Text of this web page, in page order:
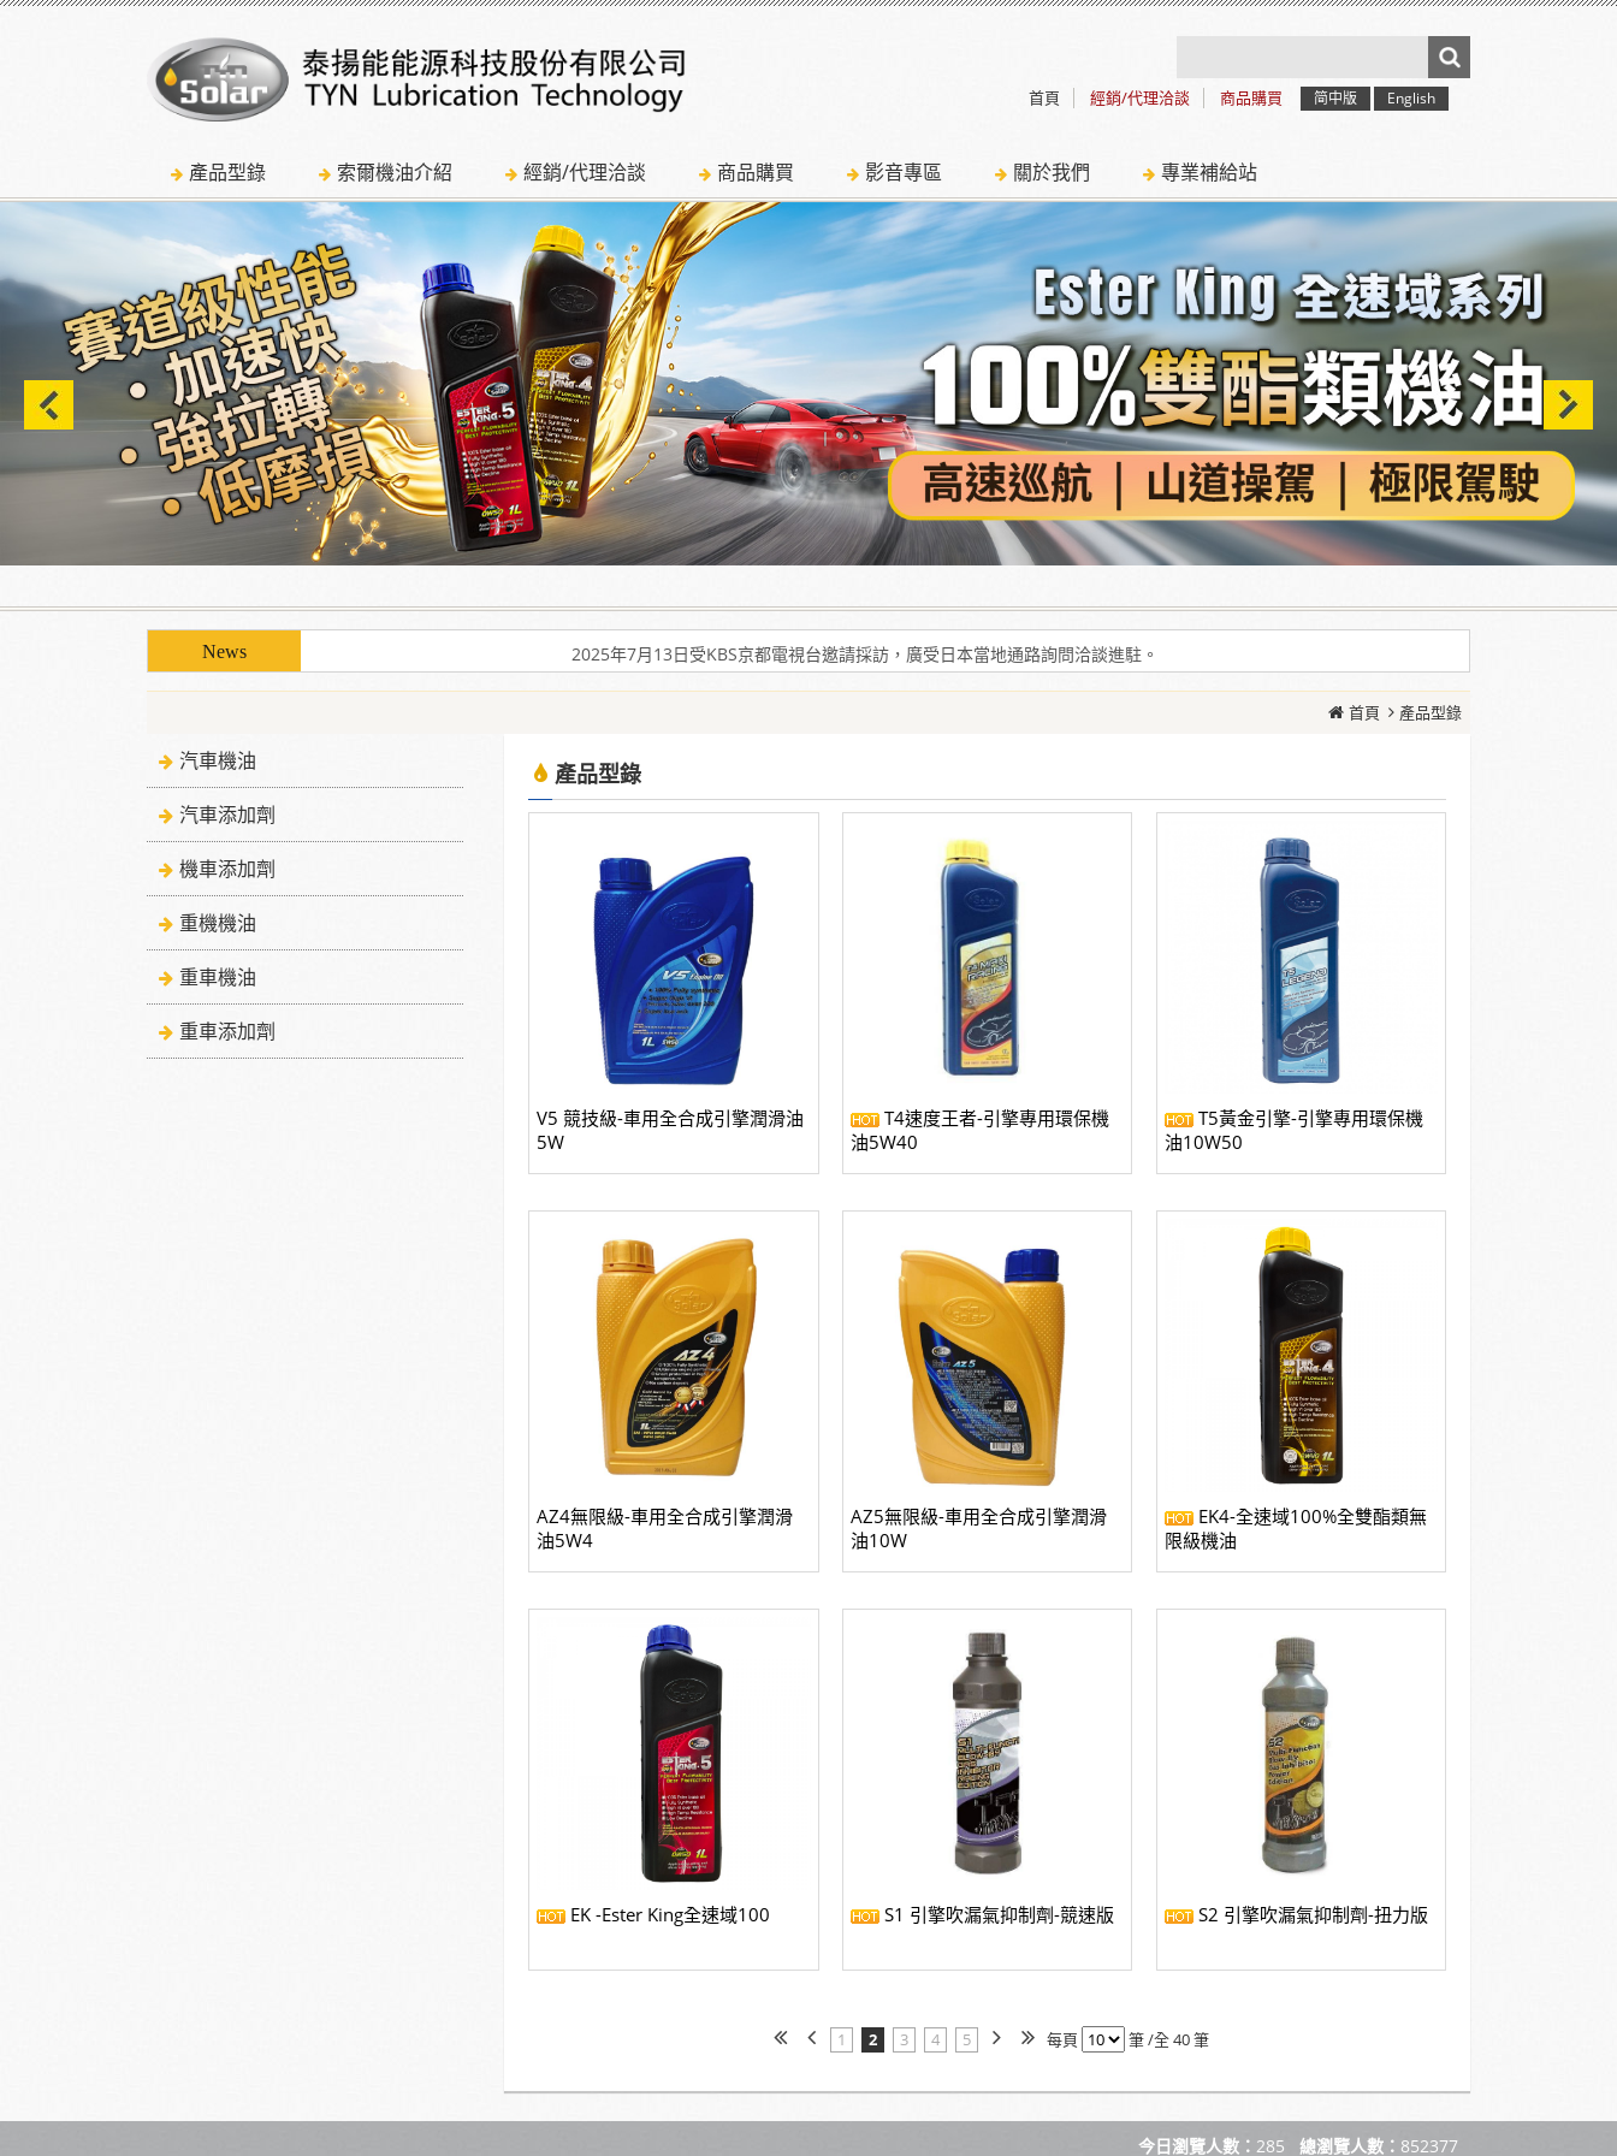
首頁 經銷/代理洽談 商品購買 简中版 English
產品型錄 索爾機油介紹 經銷/代理洽談 商品購買 影音專區 關於我們 專業補給站
使用「泰揚能 Solar 索爾機油」可有效解決車輛經年使用後產生引擎積碳、缸壓下降、扭力減低、油耗增加等現象
2025年7月13日受KBS京都電視台邀請採訪，廣受日本當地通路詢問洽談進駐。
使用「泰揚能 Solar 索爾機油」可有效解決車輛經年使用後產生引擎積碳、缸壓下降、扭力減低、油耗增加等現象
首頁 產品型錄
汽車機油
汽車添加劑
機車添加劑
重機機油
重車機油
重車添加劑
產品型錄
V5 競技級-車用全合成引擎潤滑油
5W
T4速度王者-引擎專用環保機
T5黃金引擎-引擎專用環保機
油10W50
AZ4無限級-車用全合成引擎潤滑
油5W4
AZ5無限級-車用全合成引擎潤滑
油10W
EK4-全速域100%全雙酯類無
限級機油
EK -Ester King全速域100 S1 引擎吹漏氣抑制劑-競速版 S2 引擎吹漏氣抑制劑-扭力版
1 2 3 4 5 每頁 筆 /全 40 筆
今日瀏覽人數： 285 總瀏覽人數： 852377